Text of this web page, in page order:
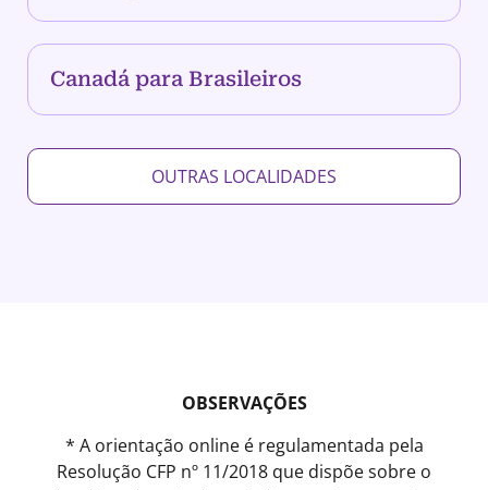
Canadá para Brasileiros
OUTRAS LOCALIDADES
OBSERVAÇÕES
* A orientação online é regulamentada pela
Resolução CFP nº 11/2018 que dispõe sobre o